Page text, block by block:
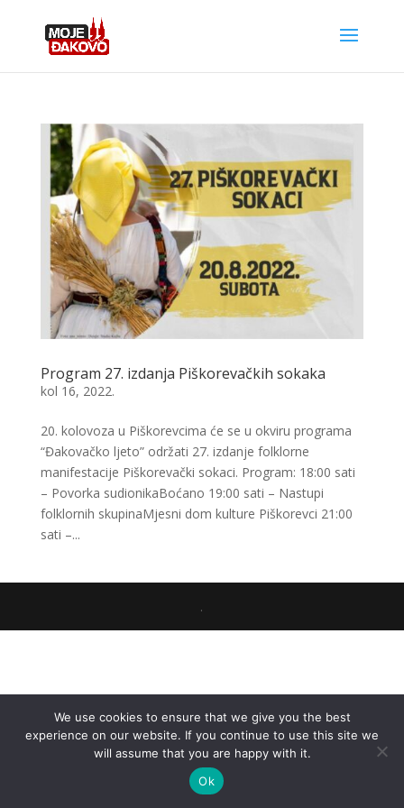
Program 27. izdanja Piškorevačkih sokaka
kol 16, 2022.
20. kolovoza u Piškorevcima će se u okviru programa
“Đakovačko ljeto” održati 27. izdanje folklorne
manifestacije Piškorevački sokaci. Program: 18:00 sati
– Povorka sudionikaBoćano 19:00 sati – Nastupi
folklornih skupinaMjesni dom kulture Piškorevci 21:00
sati –...
.
We use cookies to ensure that we give you the best
experience on our website. If you continue to use this site we
will assume that you are happy with it.
Ok